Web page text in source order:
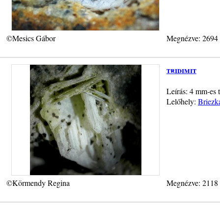
©Mesics Gábor Megnézve:
tridimit
Leírás: 4 mm-es
Lelőhely:
©Körmendy Regina Megnézve: